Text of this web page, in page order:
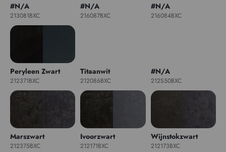
#N/A
213081BXC
#N/A
216087BXC
#N/A
216084BXC
Peryleen Zwart
212371BXC
Titaanwit
212086BXC
#N/A
212S50BXC
Marszwart
212375BXC
Ivoorzwart
212171BXC
Wijnstokzwart
212173BXC